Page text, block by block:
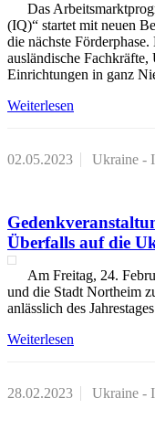
Das
(IQ)“ startet mit neuen
die nächste
ausländische
Einrichtungen in ganz
Weiterlesen
02.05.2023 Ukraine -
Überfalls auf die
Am Freitag, 24.
und die Stadt Northeim
anlässlich des
Weiterlesen
28.02.2023 Ukraine -